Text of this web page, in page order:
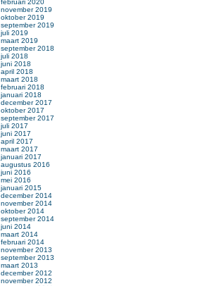
november 2019
oktober 2019
september 2019
juli 2019
maart 2019
september 2018
juli 2018
juni 2018
april 2018
maart 2018
februari 2018
januari 2018
december 2017
oktober 2017
september 2017
juli 2017
juni 2017
april 2017
maart 2017
januari 2017
augustus 2016
juni 2016
mei 2016
januari 2015
december 2014
november 2014
oktober 2014
september 2014
juni 2014
maart 2014
februari 2014
november 2013
september 2013
maart 2013
december 2012
november 2012